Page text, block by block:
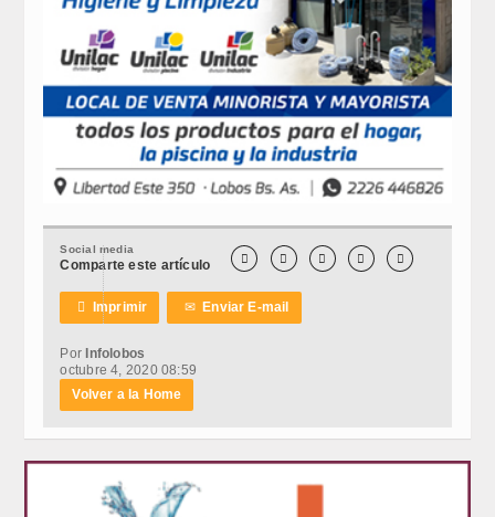
Social media
Comparte este artículo     
 Imprimir ✉Enviar E-mail
PorInfolobos
octubre 4, 2020 08:59
Volver a la Home